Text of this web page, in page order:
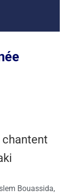
chantent
Bouassida,